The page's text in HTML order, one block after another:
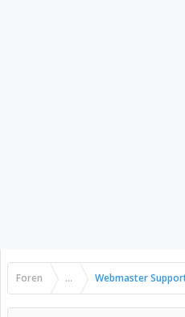
Foren ... Webmaster